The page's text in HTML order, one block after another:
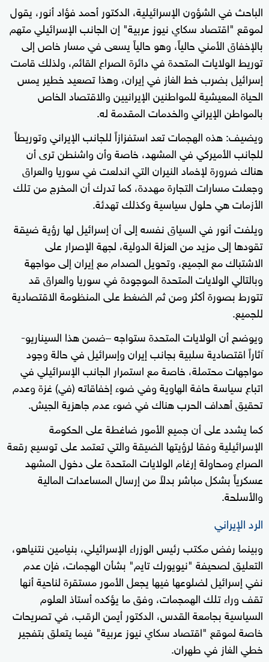
الباحث في الشؤون الإسرائيلية، الدكتور أحمد فؤاد أنور، يقول
لموقع "اقتصاد سكاي نيوز عربية" إن الجانب الإسرائيلي متهم
بالإخفاق الأمني حالياً، وهو حالياً يسعى في مسار خاص إلى
توريط الولايات المتحدة في دائرة الصراع القائم، ولذلك قامت
إسرائيل بضرب خط الغاز في إيران، وهذا تصعيد خطير يمس
الحياة المعيشية للمواطنين الإيرانيين والاقتصاد الخاص
بالمواطن الإيراني والخدمات المقدمة له.
ويضيف: هذه الهجمات تعد استفزازاً للجانب الإيراني وتوريطاً
للجانب الأميركي في المشهد، خاصة وأن واشنطن ترى أن
هناك ضرورة لإخماد النيران التي اندلعت في سوريا والعراق
وجعلت مسارات التجارة مهددة، كما تدرك أن المخرج من تلك
الأزمات هي حلول سياسية وكذلك تهدئة.
ويلفت أنور في السياق نفسه إلى أن إسرائيل لها رؤية ضيقة
تقودها إلى مزيد من العزلة الدولية، لجهة الإصرار على
الاشتباك مع الجميع، وتحويل الصدام مع إيران إلى مواجهة
وبالتالي الولايات المتحدة الموجودة في سوريا والعراق قد
تتورط بصورة أكثر ومن ثم الضغط على المنظومة الاقتصادية
للجميع.
ويوضح أن الولايات المتحدة ستواجه –ضمن هذا السيناريو-
آثاراً اقتصادية سلبية بجانب إيران وإسرائيل في حالة وجود
مواجهات محتملة، خاصة مع استمرار الجانب الإسرائيلي في
اتباع سياسة حافة الهاوية وفي ضوء إخفاقاته (في) غزة وعدم
تحقيق أهداف الحرب هناك في ضوء عدم جاهزية الجيش.
كما يشدد على أن جميع الأمور ضاغطة على الحكومة
الإسرائيلية وفقا لرؤيتها الضيقة والتي تعتمد على توسيع رقعة
الصراع ومحاولة إرغام الولايات المتحدة على دخول المشهد
عسكرياً بشكل مباشر بدلاً من إرسال المساعدات المالية
والأسلحة.
الرد الإيراني
وبينما رفض مكتب رئيس الوزراء الإسرائيلي، بنيامين نتنياهو،
التعليق لصحيفة "نيويورك تايم" بشأن الهجمات، فإن عدم
نفي إسرائيل لضلوعها فيها يجعل الأمور مستقرة لناحية أنها
تقف وراء تلك الهمجمات، وفق ما يؤكده أستاذ العلوم
السياسية بجامعة القدس، الدكتور أيمن الرقب، في تصريحات
خاصة لموقع "اقتصاد سكاي نيوز عربية" فيما يتعلق بتفجير
خطي الغاز في طهران.